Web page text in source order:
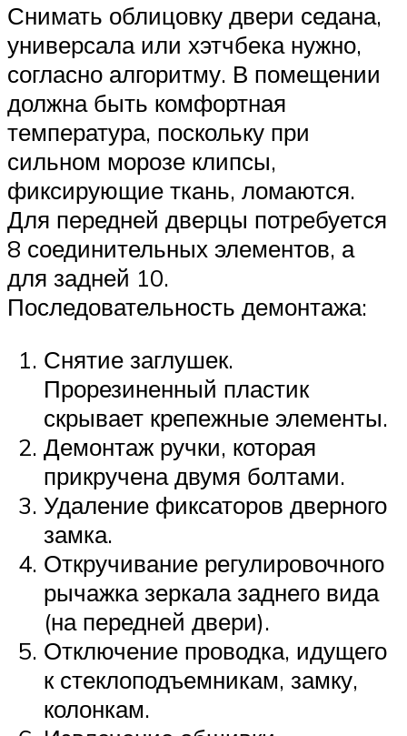
Снимать облицовку двери седана,
универсала или хэтчбека нужно,
согласно алгоритму. В помещении
должна быть комфортная
температура, поскольку при
сильном морозе клипсы,
фиксирующие ткань, ломаются.
Для передней дверцы потребуется
8 соединительных элементов, а
для задней 10.
Последовательность демонтажа:
Снятие заглушек.
Прорезиненный пластик
скрывает крепежные элементы.
Демонтаж ручки, которая
прикручена двумя болтами.
Удаление фиксаторов дверного
замка.
Откручивание регулировочного
рычажка зеркала заднего вида
(на передней двери).
Отключение проводка, идущего
к стеклоподъемникам, замку,
колонкам.